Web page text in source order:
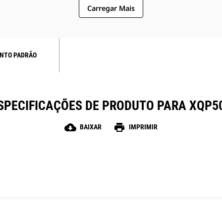
Carregar Mais
PADRÃO
DE PRODUTO PARA
cloud_download BAIXAR print IMPRIMIR